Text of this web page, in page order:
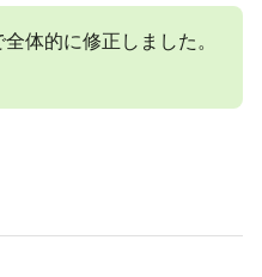
体的に修正しました。